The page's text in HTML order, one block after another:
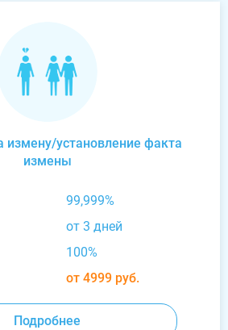
измену/установление факта
измены
99,999%
от 3 дней
100%
от 4999 руб.
Подробнее